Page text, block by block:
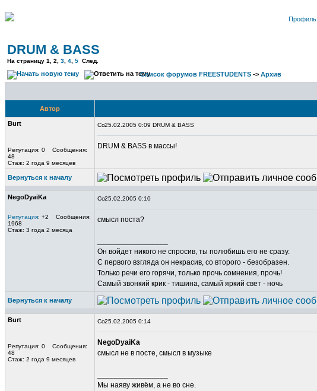
Профиль
DRUM & BASS
На страницу 1 , 2, 3 4 5 След.
Список форумов FREESTUDENTS -> Архив
Автор
Burt
Репутация: 0 Сообщения:
48
Стаж: 2 года 9 месяцев
25.02.2005 0:09 DRUM & BASS
DRUM & BASS в массы!
Вернуться к началу
NegoDyaiKa
Репутация: +2 Сообщения:
1968
Стаж: 3 года 2 месяца
25.02.2005 0:10
смысл поста?
Он войдет никого не спросив, ты полюбишь его не сразу.
С первого взгляда он некрасив, со второго - безобразен.
Только речи его горячи, только прочь сомнения, прочь!
Самый звонкий крик - тишина, самый яркий свет - ночь
Вернуться к началу
Burt
Репутация: 0 Сообщения:
48
Стаж: 2 года 9 месяцев
25.02.2005 0:14
NegoDyaiKa
смысл не в посте, смысл в музыке
Мы наяву живём, а не во сне.